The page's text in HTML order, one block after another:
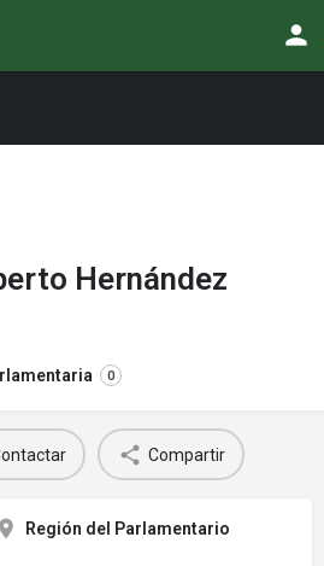
Hernández
0
Compartir
Región del Parlamentario